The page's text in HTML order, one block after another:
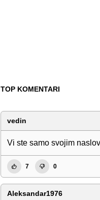
TOP KOMENTARI
vedin
Vi ste samo svojim
7 0
Aleksandar1976